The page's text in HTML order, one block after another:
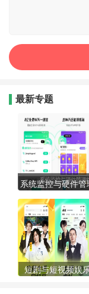
最新专题
系统监控与硬件管
短剧与短视频娱